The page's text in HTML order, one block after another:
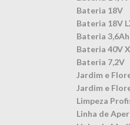
Bateria 18V
Bateria 18V
Bateria 3,6Ah
Bateria 40V
Bateria 7,2V
Jardim e
Jardim e
Limpeza
Linha de